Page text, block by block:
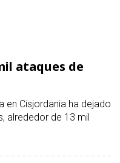
ataques de
en Cisjordania ha dejado
alrededor de 13 mil